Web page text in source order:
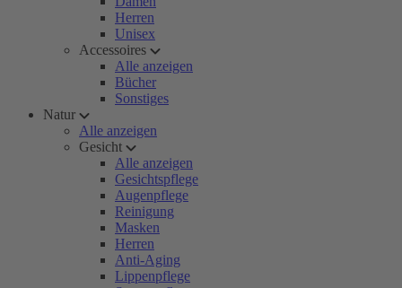
Herren
Unisex
Accessoires
Alle anzeigen
Bücher
Sonstiges
Natur
Alle anzeigen
Gesicht
Alle anzeigen
Gesichtspflege
Augenpflege
Reinigung
Masken
Herren
Anti-Aging
Lippenpflege